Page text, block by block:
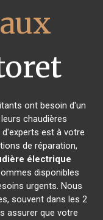
ont besoin d'un
chaudières
est à votre
de réparation,
électrique
disponibles
urgents. Nous
souvent dans les 2
assurer que votre